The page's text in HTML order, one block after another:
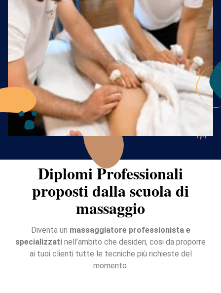
Diplomi Professionali
proposti dalla scuola di
massaggio
Diventa un massaggiatore professionista e
specializzati nell’ambito che desideri, cosi da proporre
ai tuoi clienti tutte le tecniche più richieste del
momento.